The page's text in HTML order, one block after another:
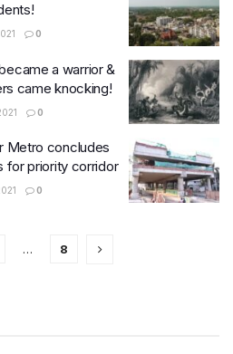
0
a warrior &
came knocking!
0
Metro concludes
for priority corridor
0
… 8